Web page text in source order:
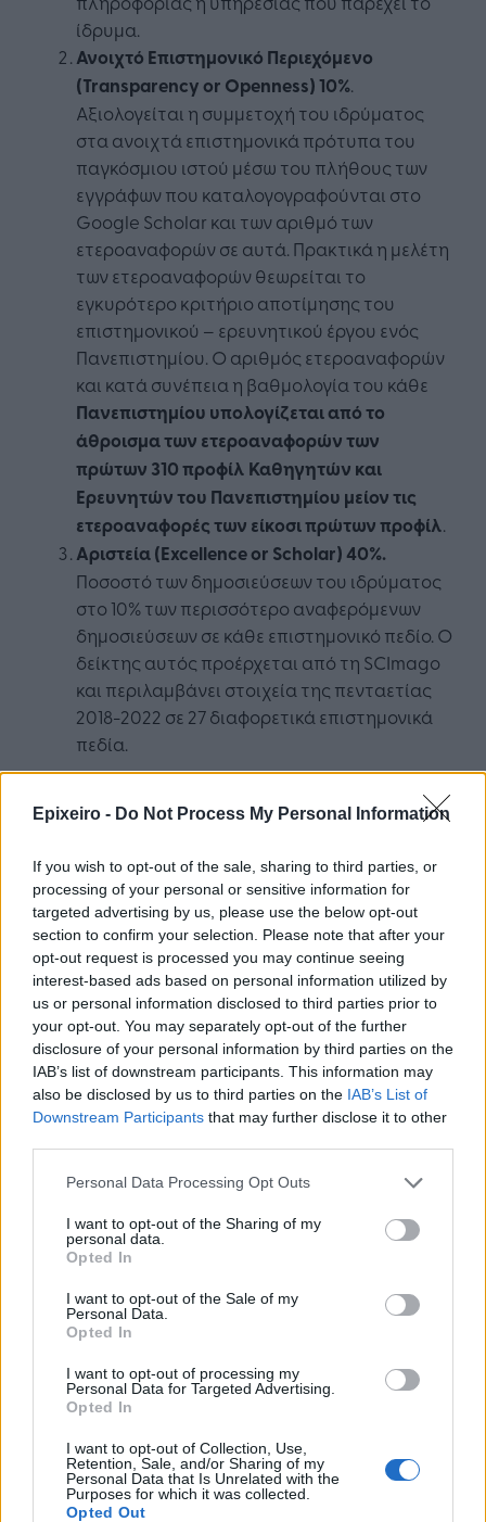
Epixeiro - Do Not Process My Personal Information
If you wish to opt-out of the sale, sharing to third parties, or
processing of your personal or sensitive information for
targeted advertising by us, please use the below opt-out
section to confirm your selection. Please note that after your
opt-out request is processed you may continue seeing
interest-based ads based on personal information utilized by
us or personal information disclosed to third parties prior to
your opt-out. You may separately opt-out of the further
disclosure of your personal information by third parties on the
IAB’s list of downstream participants. This information may
also be disclosed by us to third parties on the IAB’s List of
Downstream Participants that may further disclose it to other
Personal Data Processing Opt Outs
I want to opt-out of the Sharing of my
personal data.
Opted In
I want to opt-out of the Sale of my
Personal Data.
Opted In
I want to opt-out of processing my
Personal Data for Targeted Advertising.
Opted In
I want to opt-out of Collection, Use,
Retention, Sale, and/or Sharing of my
Personal Data that Is Unrelated with the
Purposes for which it was collected.
Opted Out
ίδρυμα.
Ανοιχτό Επιστημονικό Περιεχόμενο
(Transparencyor Openness) 10%
Αξιολογείται η συμμετοχή του ιδρύματος
στα ανοιχτά επιστημονικά πρότυπα του
παγκόσμιου ιστού μέσω του πλήθους των
εγγράφων που καταλογογραφούνται στο
Google Scholar και των αριθμό των
ετεροαναφορών σε αυτά. Πρακτικά η μελέτη
των ετεροαναφορών θεωρείται το
εγκυρότερο κριτήριο αποτίμησης του
επιστημονικού – ερευνητικού έργου ενός
Πανεπιστημίου. Ο αριθμός ετεροαναφορών
και κατά συνέπεια η βαθμολογία του κάθε
Πανεπιστημίου υπολογίζεται από το
άθροισμα των ετεροαναφορών των
πρώτων 310 προφίλ Καθηγητών και
Ερευνητών του Πανεπιστημίου μείον τις
ετεροαναφορές των είκοσι πρώτων προφίλ
Αριστεία (Excellenceor Scholar) 40%.
Ποσοστό των δημοσιεύσεων του ιδρύματος
στο 10% των περισσότερο αναφερόμενων
δημοσιεύσεων σε κάθε επιστημονικό πεδίο. Ο
δείκτης αυτός προέρχεται από τη SCImago
και περιλαμβάνει στοιχεία της πενταετίας
2018-2022 σε 27 διαφορετικά επιστημονικά
πεδία.
αναφέρει ότι τα συγχαρητήρια και ο έπαινος
του Ιδρύματος, το οποίο παράγει υψηλής
ποιότητας και σημαντικής επιδραστικότητας
ερευνητικό έργο αλλά και στα μέλη του
διοικητικού προσωπικού που εργάζονται άοκνα
για την ανάδειξη και προβολή του παγκοσμίως.
Δείτε όλες τις τελευταίες επιχειρηματικές
Ειδήσεις
Σχολιάστε
... σχόλια| Κάνε click για να σχολιάσεις